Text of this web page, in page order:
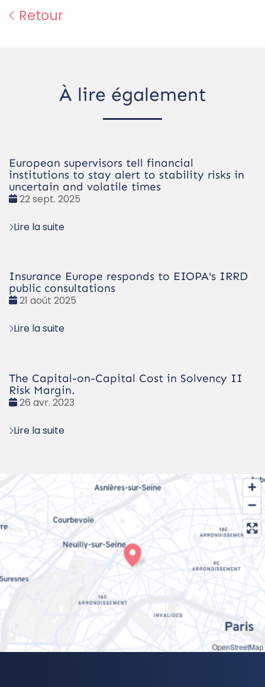
Retour
À lire également
European supervisors tell financial
institutions to stay alert to stability risks in
uncertain and volatile times
Date
22 sept. 2025
Lire la suite
Insurance Europe responds to EIOPA's IRRD
public consultations
Date
21 août 2025
Lire la suite
The Capital-on-Capital Cost in Solvency II
Risk Margin.
Date
26 avr. 2023
Lire la suite
OpenStreetMap